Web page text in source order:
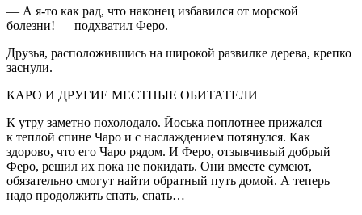
— А я-то как рад, что наконец избавился от морской
болезни! — подхватил Феро.
Друзья, расположившись на широкой развилке дерева, крепко
заснули.
КАРО И ДРУГИЕ МЕСТНЫЕ ОБИТАТЕЛИ
К утру заметно похолодало. Йоська поплотнее прижался
к теплой спине Чаро и с наслаждением потянулся. Как
здорово, что его Чаро рядом. И Феро, отзывчивый добрый
Феро, решил их пока не покидать. Они вместе сумеют,
обязательно смогут найти обратный путь домой. А теперь
надо продолжить спать, спать…